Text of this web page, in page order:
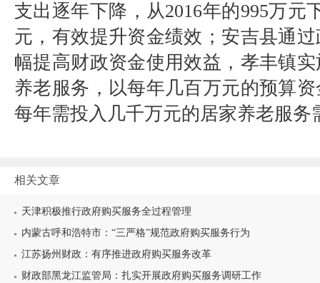
支出逐年下降，从2016年的995万元
元，有效提升资金绩效；安吉县通
幅提高财政资金使用效益，孝丰镇
养老服务，以每年几百万元的预算
每年需投入几千万元的居家养老服务
相关文章
天津积极推行政府购买服务全过程管理
内蒙古呼和浩特市：“三严格”规范政府购买服务行为
江苏扬州财政：有序推进政府购买服务改革
财政部黑龙江监管局：扎实开展政府购买服务调研工作